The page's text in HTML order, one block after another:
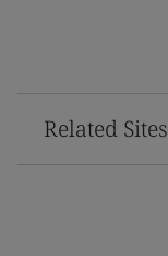
Related Sites